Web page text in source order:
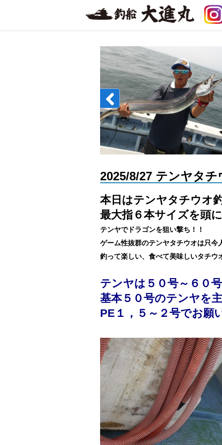
2025/8/27 テンヤタ
本日はテンヤタチウオ
最大指６本サイズを頭
テンヤでドラゴンを狙い撃ち！！
ゲーム性抜群のテンヤタチウオは只今
釣って楽しい、食べて美味しいタチウ
テンヤは５０号～６０
基本５０号のテンヤを
PE１，５～２号でお願